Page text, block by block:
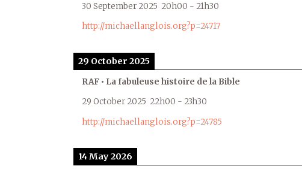
30 September 2025 20h00 - 21h30
http://michaellanglois.org?p=24717
29 October 2025
RAF • La fabuleuse histoire de la Bible
29 October 2025 22h00 - 23h30
http://michaellanglois.org?p=24785
14 May 2026